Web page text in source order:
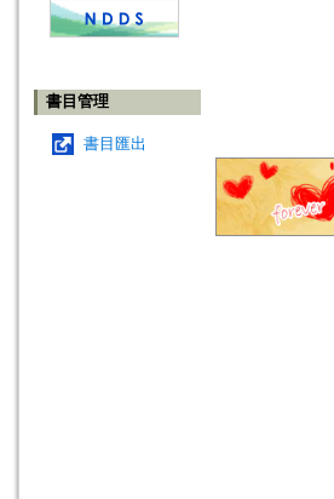
書目管理
書目匯出